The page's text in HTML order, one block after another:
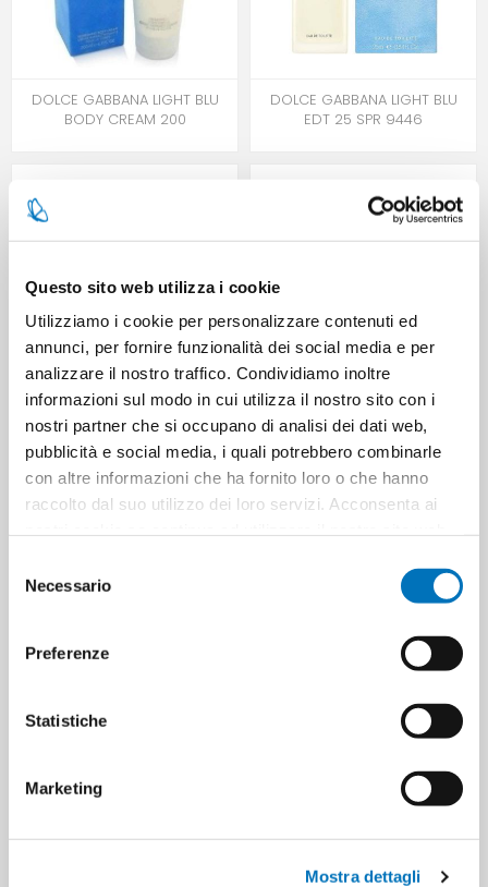
Questo sito web utilizza i cookie
Utilizziamo i cookie per personalizzare contenuti ed
annunci, per fornire funzionalità dei social media e per
analizzare il nostro traffico. Condividiamo inoltre
informazioni sul modo in cui utilizza il nostro sito con i
nostri partner che si occupano di analisi dei dati web,
pubblicità e social media, i quali potrebbero combinarle
con altre informazioni che ha fornito loro o che hanno
raccolto dal suo utilizzo dei loro servizi. Acconsenta ai
delNecessario
Preferenze
Statistiche
Marketing
Mostra dettagli
DOLCE GABBANA LIGHT BLU
BODY CREAM 200
DOLCE GABBANA LIGHT BLU
EDT 25 SPR 9446
DOLCE GABBANA LIGHT BLU
EDT 50 SPR 7830
DOLCE GABBANA LIGHT BLU
UOMO EDT 40 SP
DOLCE GABBANA LIGHT BLU
DOLCE GABBANA THE ONE
UOMO EDT 50 SPR